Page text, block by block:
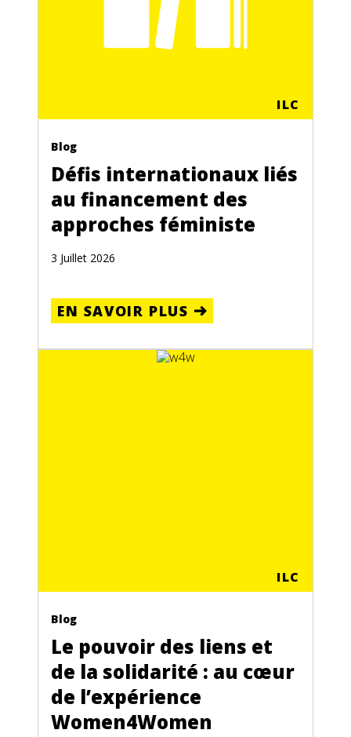
ILC
Blog
Défis internationaux liés
au financement des
approches féministe
3 Juillet 2026
EN SAVOIR PLUS
ILC
Blog
Le pouvoir des liens et
de la solidarité : au cœur
de l’expérience
Women4Women